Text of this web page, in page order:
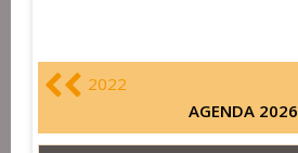
2022
AGENDA 2026